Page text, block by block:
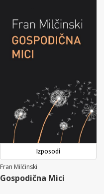
Izposodi
Fran Milčinski
Gospodična Mici